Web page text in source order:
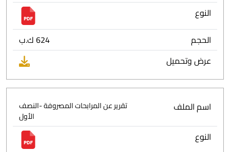
النوع
الحجم
624 ك.ب
عرض وتحميل
اسم الملف
تقرير عن المرابحات المصروفة -النصف
الأول
النوع